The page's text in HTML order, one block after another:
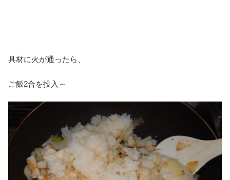
具材に火が通ったら、
ご飯2合を投入～